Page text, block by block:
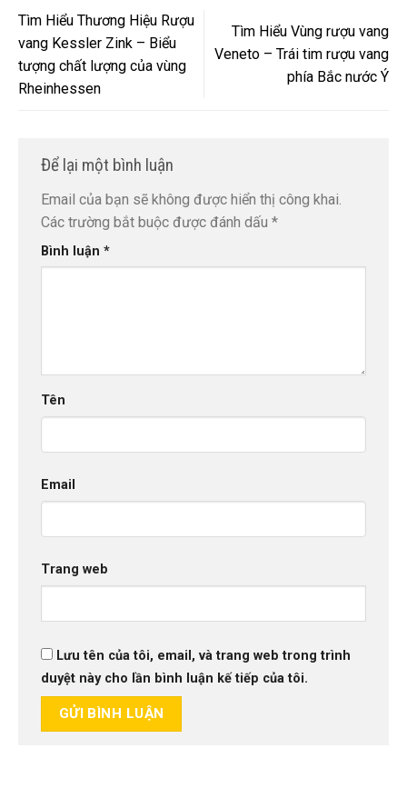
Tìm Hiểu Thương Hiệu Rượu
vang Kessler Zink – Biểu
tượng chất lượng của vùng
Rheinhessen
Tìm Hiểu Vùng rượu vang
Veneto – Trái tim rượu vang
phía Bắc nước Ý
Để lại một bình luận
Email của bạn sẽ không được hiển thị công khai.
Các trường bắt buộc được đánh dấu *
Bình luận *
Tên
Email
Trang web
Lưu tên của tôi, email, và trang web trong trình
duyệt này cho lần bình luận kế tiếp của tôi.